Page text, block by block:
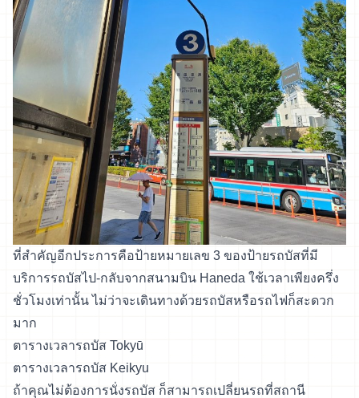
ที่สำคัญอีกประการคือป้ายหมายเลข 3 ของป้ายรถบัสที่มี
บริการรถบัสไป-กลับจากสนามบิน Haneda ใช้เวลาเพียงครึ่ง
ชั่วโมงเท่านั้น ไม่ว่าจะเดินทางด้วยรถบัสหรือรถไฟก็สะดวก
มาก
ตารางเวลารถบัส Tokyū
ตารางเวลารถบัส Keikyu
ถ้าคุณไม่ต้องการนั่งรถบัส ก็สามารถเปลี่ยนรถที่สถานี